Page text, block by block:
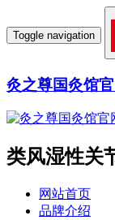
Toggle navigation
灸之尊国灸馆
类风湿性关
网站首页
品牌介绍